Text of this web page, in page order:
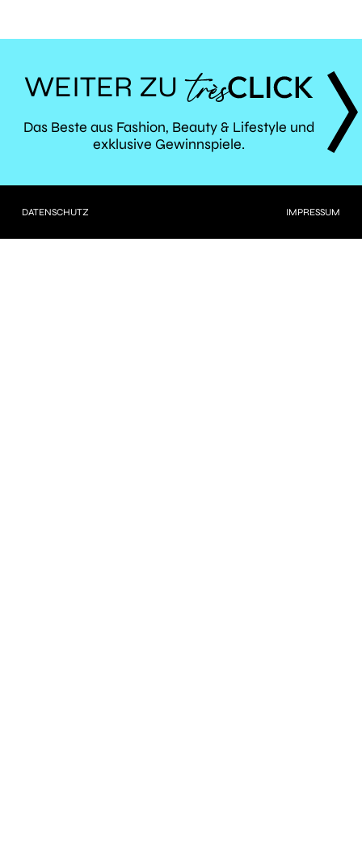
WEITER ZU
TRÈS
CLICK
Das Beste aus Fashion, Beauty & Lifestyle und
exklusive Gewinnspiele.
DATENSCHUTZ IMPRESSUM